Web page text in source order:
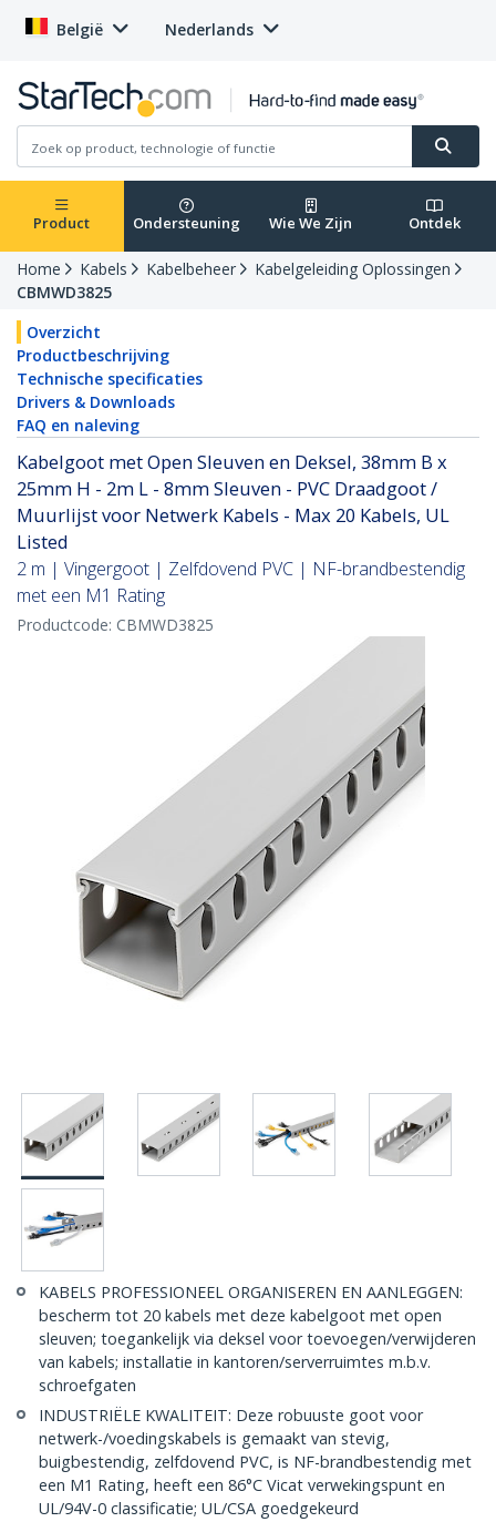
België Nederlands
Product Ondersteuning Wie We Zijn Ontdek
Home Kabels Kabelbeheer
Kabelgeleiding Oplossingen
CBMWD3825
Overzicht
Productbeschrijving
Technische specificaties
Drivers & Downloads
FAQ en naleving
Kabelgoot met Open Sleuven en Deksel, 38mm B x
25mm H - 2m L - 8mm Sleuven - PVC Draadgoot /
Muurlijst voor Netwerk Kabels - Max 20 Kabels, UL
Listed
2 m | Vingergoot | Zelfdovend PVC | NF-brandbestendig
met een M1 Rating
Productcode: CBMWD3825
KABELS PROFESSIONEEL ORGANISEREN EN AANLEGGEN:
bescherm tot 20 kabels met deze kabelgoot met open
sleuven; toegankelijk via deksel voor toevoegen/verwijderen
van kabels; installatie in kantoren/serverruimtes m.b.v.
schroefgaten
INDUSTRIËLE KWALITEIT: Deze robuuste goot voor
netwerk-/voedingskabels is gemaakt van stevig,
buigbestendig, zelfdovend PVC, is NF-brandbestendig met
een M1 Rating, heeft een 86°C Vicat verwekingspunt en
UL/94V-0 classificatie; UL/CSA goedgekeurd